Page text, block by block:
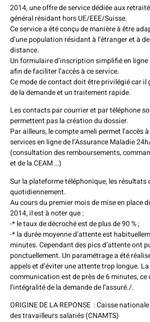
2014, une offre de service dédiée aux
général résidant hors UE/EEE/Suisse.
Ce service a été conçu de manière à être
d’une population résidant à l’étranger et à
distance.
Un formulaire d’inscription simplifié en ligne
afin de faciliter l’accès à ce service.
Ce mode de contact doit être privilégié car
de la demande et un traitement rapide.
Les contacts par courrier et par téléphone
permettent pas la création du dossier.
Par ailleurs, le compte ameli permet l’accès à
services en ligne de l’Assurance Maladie
(consultation des remboursements,
et de la CEAM …)
Sur la plateforme téléphonique, les résultats
quotidiennement.
Au cours du premier mois de mise en place
2014, il est à noter que :
-* le taux de décroché est de plus de 90 % ;
-* la durée moyenne d’attente est
minutes. Cependant des pics d’attente ont
ponctuellement. Un paramétrage a été
appels et d’éviter une attente trop longue.
communication est de près de 6 minutes,
l’intégralité de la demande de l’assuré./.
ORIGINE DE LA REPONSE : Caisse
des travailleurs salariés (CNAMTS)